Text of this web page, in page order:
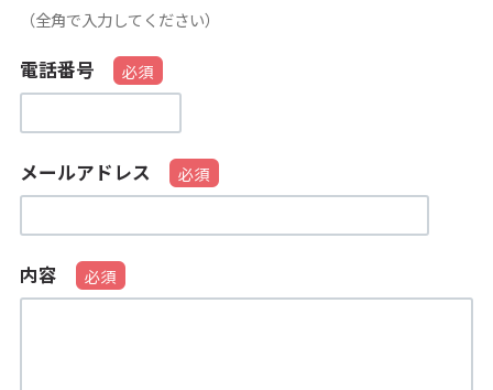
（全角で入力してください）
電話番号
メールアドレス
内容